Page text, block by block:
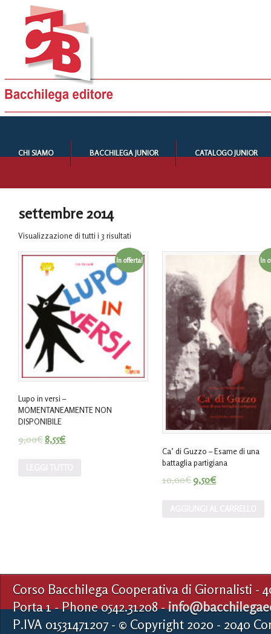
CHI SIAMO BACCHILEGA JUNIOR CATALOGO JUNIOR
settembre 2014
Visualizzazione di tutti i 3 risultati
In offerta!
Lupo in versi –
MOMENTANEAMENTE NON
DISPONIBILE
9,00€8,55€
In
Ca’ di Guzzo – Esame di una
battaglia partigiana
10,00€9,50€
Corso Bacchilega Cooperativa di Giornalisti -
Porta 1 - Phone 0542.31208 -
P.IVA 01531471207 - © Copyright 2020 - 2040